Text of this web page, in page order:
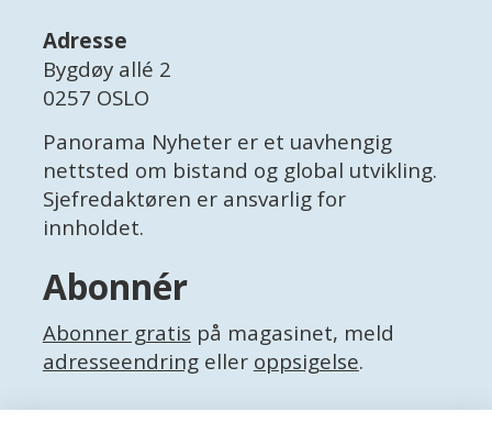
Adresse
Bygdøy allé 2
0257 OSLO
Panorama Nyheter er et uavhengig
nettsted om bistand og global utvikling.
Sjefredaktøren er ansvarlig for
innholdet.
Abonnér
Abonner gratis på magasinet, meld
adresseendringeller oppsigelse.